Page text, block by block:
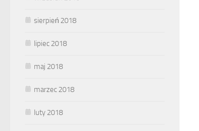
sierpień 2018
lipiec 2018
maj 2018
marzec 2018
luty 2018